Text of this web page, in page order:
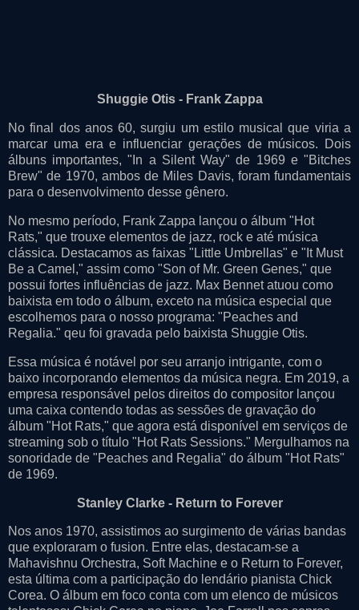
Shuggie Otis - Frank Zappa
No final dos anos 60, surgiu um estilo musical que viria a
marcar uma era e influenciar gerações de músicos. Dois
álbuns importantes, "In a Silent Way" de 1969 e "Bitches
Brew" de 1970, ambos de Miles Davis, foram fundamentais
para o desenvolvimento desse gênero.
No mesmo período, Frank Zappa lançou o álbum "Hot
Rats," que trouxe elementos de jazz, rock e até música
clássica. Destacamos as faixas "Little Umbrellas" e "It Must
Be a Camel," assim como "Son of Mr. Green Genes," que
possui fortes influências de jazz. Max Bennet atuou como
baixista em todo o álbum, exceto na música especial que
escolhemos para o nosso programa: "Peaches and
Regalia." qeu foi gravada pelo baixista Shuggie Otis.
Essa música é notável por seu arranjo intrigante, com o
baixo incorporando elementos da música negra. Em 2019, a
empresa responsável pelos direitos do compositor lançou
uma caixa contendo todas as sessões de gravação do
álbum "Hot Rats," que agora está disponível em serviços de
streaming sob o título "Hot Rats Sessions." Mergulhamos na
sonoridade de "Peaches and Regalia" do álbum "Hot Rats"
de 1969.
Stanley Clarke - Return to Forever
Nos anos 1970, assistimos ao surgimento de várias bandas
que exploraram o fusion. Entre elas, destacam-se a
Mahavishnu Orchestra, Soft Machine e o Return to Forever,
esta última com a participação do lendário pianista Chick
Corea. O álbum em foco conta com um elenco de músicos